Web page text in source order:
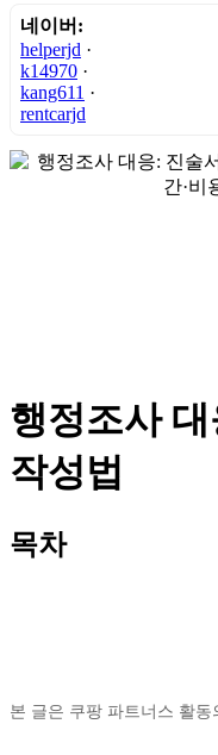
네이버:
helperjd ·
k14970 ·
kang611 ·
rentcarjd
행정조사
작성법
목차
본 글은 쿠팡 파트너스 활